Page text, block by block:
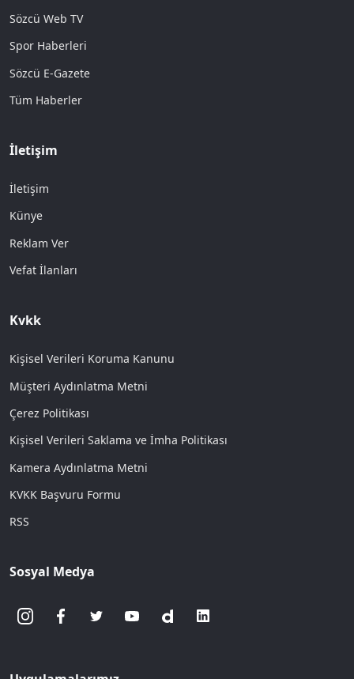
Sözcü Web TV
Spor Haberleri
Sözcü E-Gazete
Tüm Haberler
İletişim
İletişim
Künye
Reklam Ver
Vefat İlanları
Kvkk
Kişisel Verileri Koruma Kanunu
Müşteri Aydınlatma Metni
Çerez Politikası
Kişisel Verileri Saklama ve İmha Politikası
Kamera Aydınlatma Metni
KVKK Başvuru Formu
RSS
Sosyal Medya